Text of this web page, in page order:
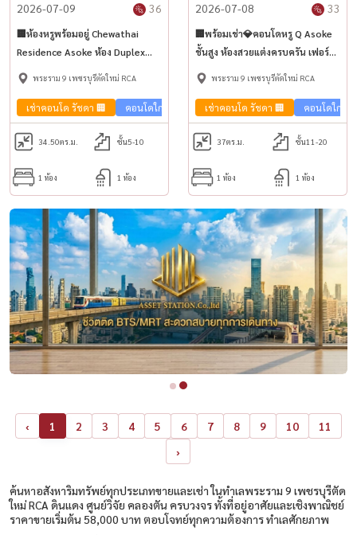
2026-07-09 36
🏢ห้องหรูพร้อมอยู่ Chewathai
Residence Asoke ห้อง Duplex
แต่งครบ เฟอร์จัดเต็ม ใกล้ MRT
พระราม 9 เพชรบุรีตัดใหม่ RCA
เช่าคอนโด รัชดา 🏢 คอนโดใกล้รถไฟฟ้า🚈 คอนโดวิวเมือง🌇 ขายคอน
34.50ตร.ม. ชั้น5-10
1 ห้อง 1 ห้อง
2026-07-08 33
🏢พร้อมเช่า💎คอนโดหรู Q Asoke
ชั้นสูง ห้องสวยแต่งครบครัน เฟอร์
จัดเต็ม! ใกล้ MRT พระราม 9 🏙️
พระราม 9 เพชรบุรีตัดใหม่ RCA
เช่าคอนโด รัชดา 🏢 คอนโดใกล้ร
37ตร.ม. ชั้น11-20
1 ห้อง 1 ห้อง
‹ 1 2 3 4 5 6 7 8 9 10
11
›
ค้นหาอสังหาริมทรัพย์ทุกประเภทขายและเช่า ในทำเลพระราม 9 เพชรบุรีตัด
ใหม่ RCA ดินแดง ศูนย์วิจัย คลองตัน ครบวงจร ทั้งที่อยู่อาศัยและเชิงพาณิชย์
ราคาขายเริ่มต้น 58,000 บาท ตอบโจทย์ทุกความต้องการ ทำเลศักยภาพ